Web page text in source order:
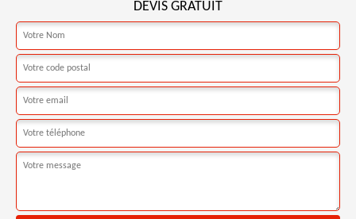
DEVIS GRATUIT